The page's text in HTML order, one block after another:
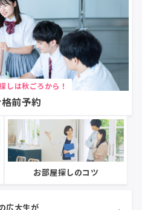
しは秋ごろから！
前予約
お部屋探しのコツ
広大生が